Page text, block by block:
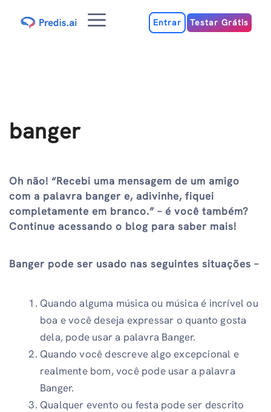
para
MenuEntrar Testar Grátis
banger
Oh não! “Recebi uma mensagem de um amigo
com a palavra banger e, adivinhe, fiquei
completamente em branco.” – é você também?
Continue acessando o blog para saber mais!
Banger pode ser usado nas seguintes situações –
Quando alguma música ou música é incrível ou
boa e você deseja expressar o quanto gosta
dela, pode usar a palavra Banger.
Quando você descreve algo excepcional e
realmente bom, você pode usar a palavra
Banger.
Qualquer evento ou festa pode ser descrito